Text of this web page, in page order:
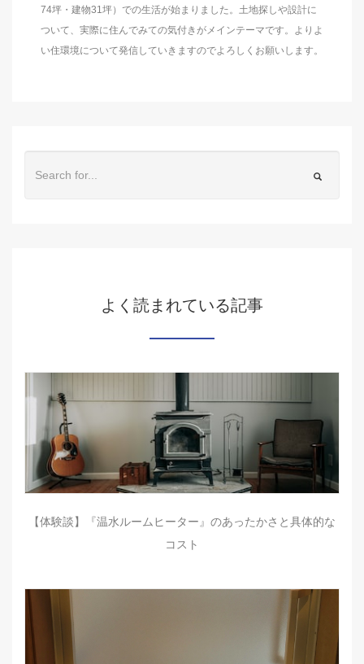
74坪・建物31坪）での生活が始まりました。土地探しや設計に
ついて、実際に住んでみての気付きがメインテーマです。よりよ
い住環境について発信していきますのでよろしくお願いします。
よく読まれている記事
【体験談】『温水ルームヒーター』のあったかさと具体的な
コスト